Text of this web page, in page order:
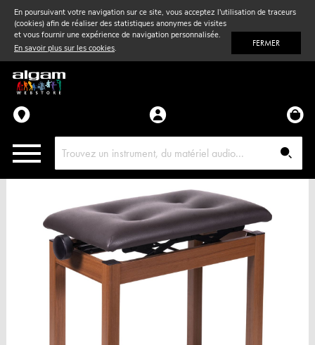
En poursuivant votre navigation sur ce site, vous acceptez l'utilisation de traceurs
(cookies) afin de réaliser des statistiques anonymes de visites
et vous fournir une expérience de navigation personnalisée.
En savoir plus sur les cookies. FERMER
Vent& Violon
Accessoires
Pièces détachées